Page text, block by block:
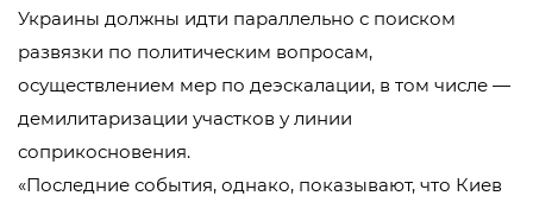
Украины должны идти параллельно с поиском
развязки по политическим вопросам,
осуществлением мер по деэскалации, в том числе —
демилитаризации участков у линии
соприкосновения.
«Последние события, однако, показывают, что Киев